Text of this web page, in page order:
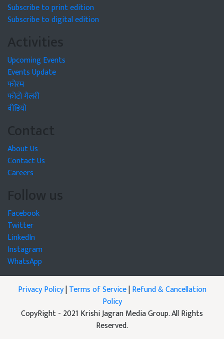
Subscribe to print edition
Subscribe to digital edition
Activities
Upcoming Events
Events Update
फोरम
फोटो गैलरी
वीडियो
Contact
About Us
Contact Us
Careers
Follow us
Facebook
Twitter
LinkedIn
Instagram
WhatsApp
Privacy Policy|Terms of Service|Refund & Cancellation
Policy
CopyRight - 2021 Krishi Jagran Media Group. All Rights
Reserved.